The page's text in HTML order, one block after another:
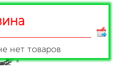
нет товаров